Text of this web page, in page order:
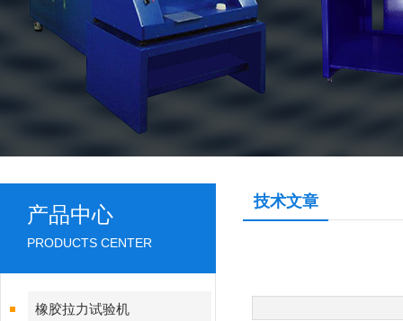
产品中心
PRODUCTS CENTER
橡胶拉力试验机
技术文章